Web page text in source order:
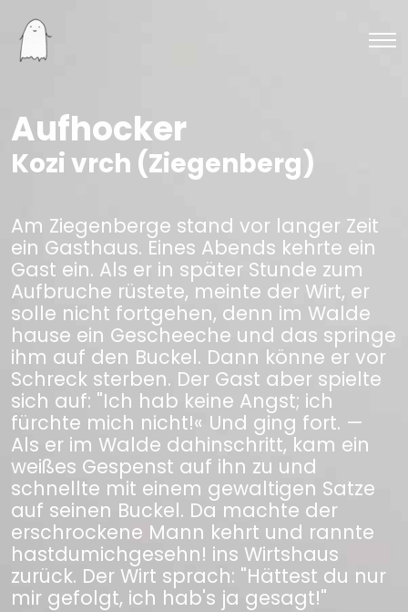
Aufhocker
Kozi vrch (Ziegenberg)
Am Ziegenberge stand vor langer Zeit
ein Gasthaus. Eines Abends kehrte ein
Gast ein. Als er in später Stunde zum
Aufbruche rüstete, meinte der Wirt, er
solle nicht fortgehen, denn im Walde
hause ein Gescheeche und das springe
ihm auf den Buckel. Dann könne er vor
Schreck sterben. Der Gast aber spielte
sich auf: "Ich hab keine Angst; ich
fürchte mich nicht!« Und ging fort. —
Als er im Walde dahinschritt, kam ein
weißes Gespenst auf ihn zu und
schnellte mit einem gewaltigen Satze
auf seinen Buckel. Da machte der
erschrockene Mann kehrt und rannte
hastdumichgesehn! ins Wirtshaus
zurück. Der Wirt sprach: "Hättest du nur
mir gefolgt, ich hab's ja gesagt!"